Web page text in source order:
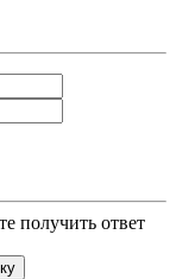
получить ответ